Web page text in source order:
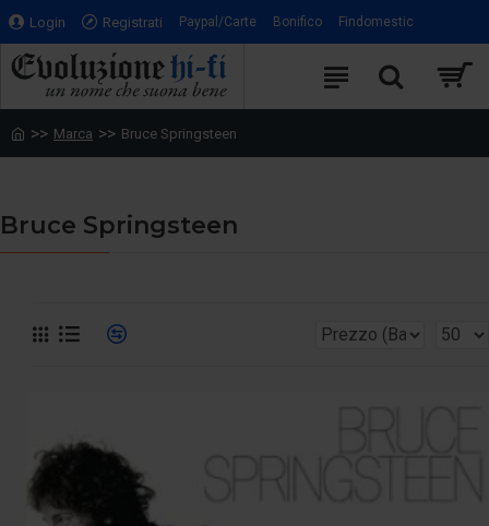
Login Registrati Paypal/Carte Bonifico Findomestic
Marca Bruce Springsteen
Bruce Springsteen